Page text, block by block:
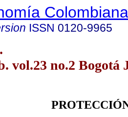
Colombiana
ISSN 0120-9965
vol.23 no.2 Bogotá